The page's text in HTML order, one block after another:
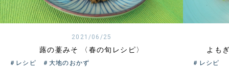
2021/06/25
蕗の薹みそ 〈春の旬レシピ〉
＃レシピ ＃大地のおかず
よも
＃レシピ